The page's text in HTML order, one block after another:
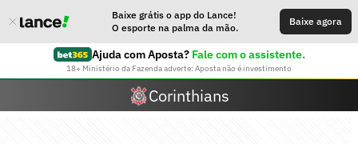
Baixe grátis o app do Lance!
O esporte na palma da mão.
Baixe agora
Ajuda com Aposta? Fale com o assistente.
18+ Ministério da Fazenda adverte: Aposta não é investimento
Corinthians